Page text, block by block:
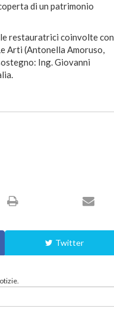
di un patrimonio
restauratrici coinvolte con
Arti (Antonella Amoruso,
Ing. Giovanni
Twitter